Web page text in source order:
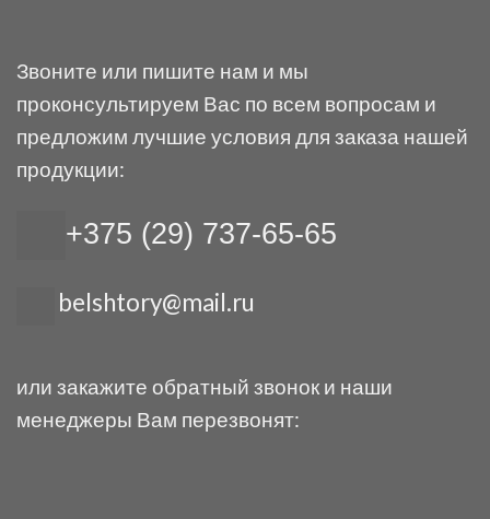
Звоните или пишите нам и мы
проконсультируем Вас по всем вопросам и
предложим лучшие условия для заказа нашей
продукции:
+375 (29) 737-65-65
belshtory@mail.ru
или закажите обратный звонок и наши
менеджеры Вам перезвонят: